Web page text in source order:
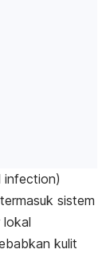
infection)
sistem
lokal
kulit